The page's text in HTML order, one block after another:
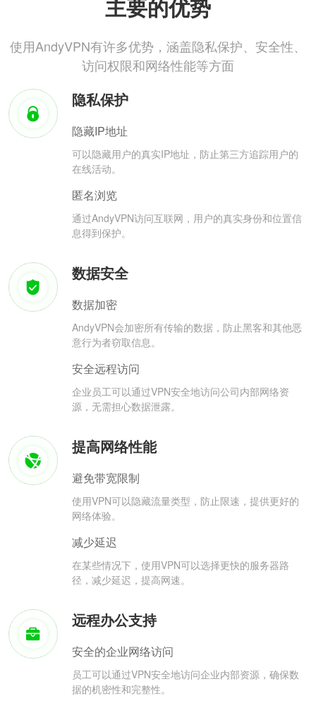
主要的优势
使用AndyVPN有许多优势，涵盖隐私保护、安全性、
访问权限和网络性能等方面
隐私保护
隐藏IP地址
可以隐藏用户的真实IP地址，防止第三方追踪用户的
在线活动。
匿名浏览
通过AndyVPN访问互联网，用户的真实身份和位置信
息得到保护。
数据安全
数据加密
AndyVPN会加密所有传输的数据，防止黑客和其他恶
意行为者窃取信息。
安全远程访问
企业员工可以通过VPN安全地访问公司内部网络资
源，无需担心数据泄露。
提高网络性能
避免带宽限制
使用VPN可以隐藏流量类型，防止限速，提供更好的
网络体验。
减少延迟
在某些情况下，使用VPN可以选择更快的服务器路
径，减少延迟，提高网速。
远程办公支持
安全的企业网络访问
员工可以通过VPN安全地访问企业内部资源，确保数
据的机密性和完整性。